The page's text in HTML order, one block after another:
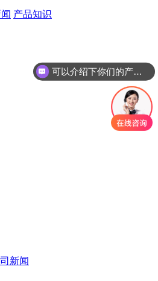
产品知识
新闻
可以介绍下你们的产品么